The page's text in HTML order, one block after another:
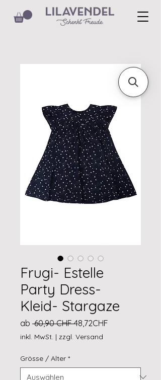
Frugi- Estelle
Party Dress-
Kleid- Stargaze
ab 60,90 CHF Standardpreis
48,72CHF
inkl. MwSt. | zzgl. Versand
Grösse / Alter *